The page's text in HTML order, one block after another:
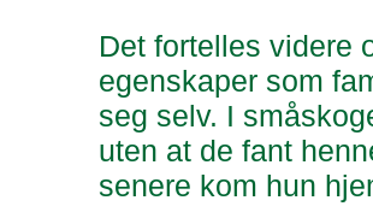
Det fortelles videre
egenskaper som
seg selv. I
uten at de fant
senere kom hun